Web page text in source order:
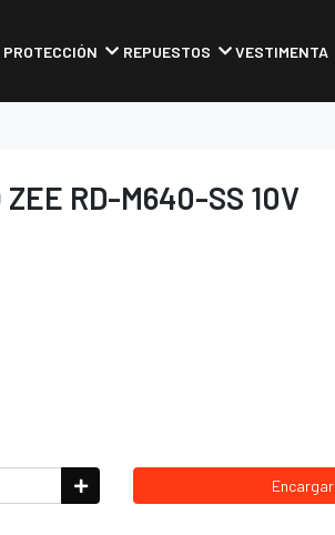
PROTECCIÓN REPUESTOS VESTIMENTA
ZEE RD-M640-SS 10V
Encargar